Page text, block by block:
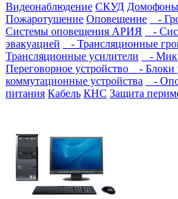
Видеонаблюдение СКУД Домофоны
Пожаротушение Оповещение -
Системы оповещения АРИЯ
-
эвакуацией
- Трансляционные
Трансляционные усилители
-
Переговорное устройство
- Блоки
коммутационные устройства
-
питания Кабель КНС Защита